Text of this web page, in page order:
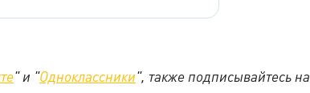
" и "Одноклассники", также подписывайтесь на